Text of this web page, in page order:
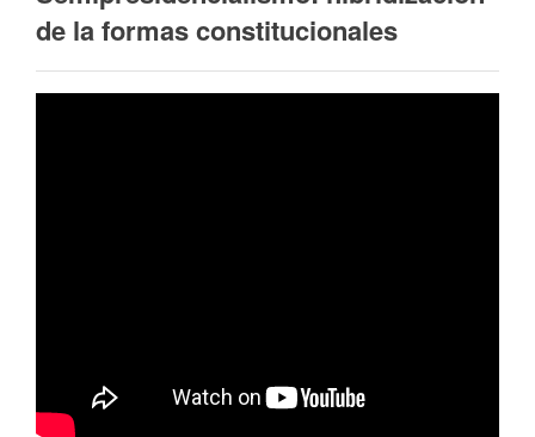
de la formas constitucionales